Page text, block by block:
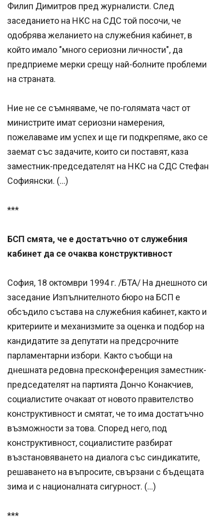
Филип Димитров пред журналисти. След
заседанието на НКС на СДС той посочи, че
одобрява желанието на служебния кабинет, в
който имало "много сериозни личности", да
предприеме мерки срещу най-болните проблеми
на страната.
Ние не се съмняваме, че по-голямата част от
министрите имат сериозни намерения,
пожелаваме им успех и ще ги подкрепяме, ако се
заемат със задачите, които си поставят, каза
заместник-председателят на НКС на СДС Стефан
Софиянски. (…)
***
БСП смята, че е достатъчно от служебния
кабинет да се очаква конструктивност
София, 18 октомври 1994 г. /БТА/ На днешното си
заседание Изпълнителното бюро на БСП е
обсъдило състава на служебния кабинет, както и
критериите и механизмите за оценка и подбор на
кандидатите за депутати на предсрочните
парламентарни избори. Както съобщи на
днешната редовна пресконференция заместник-
председателят на партията Дончо Конакчиев,
социалистите очакаат от новото правителство
конструктивност и смятат, че то има достатъчно
възможности за това. Според него, под
конструктивност, социалистите разбират
възстановяването на диалога със синдикатите,
решаването на въпросите, свързани с бъдещата
зима и с националната сигурност. (…)
***